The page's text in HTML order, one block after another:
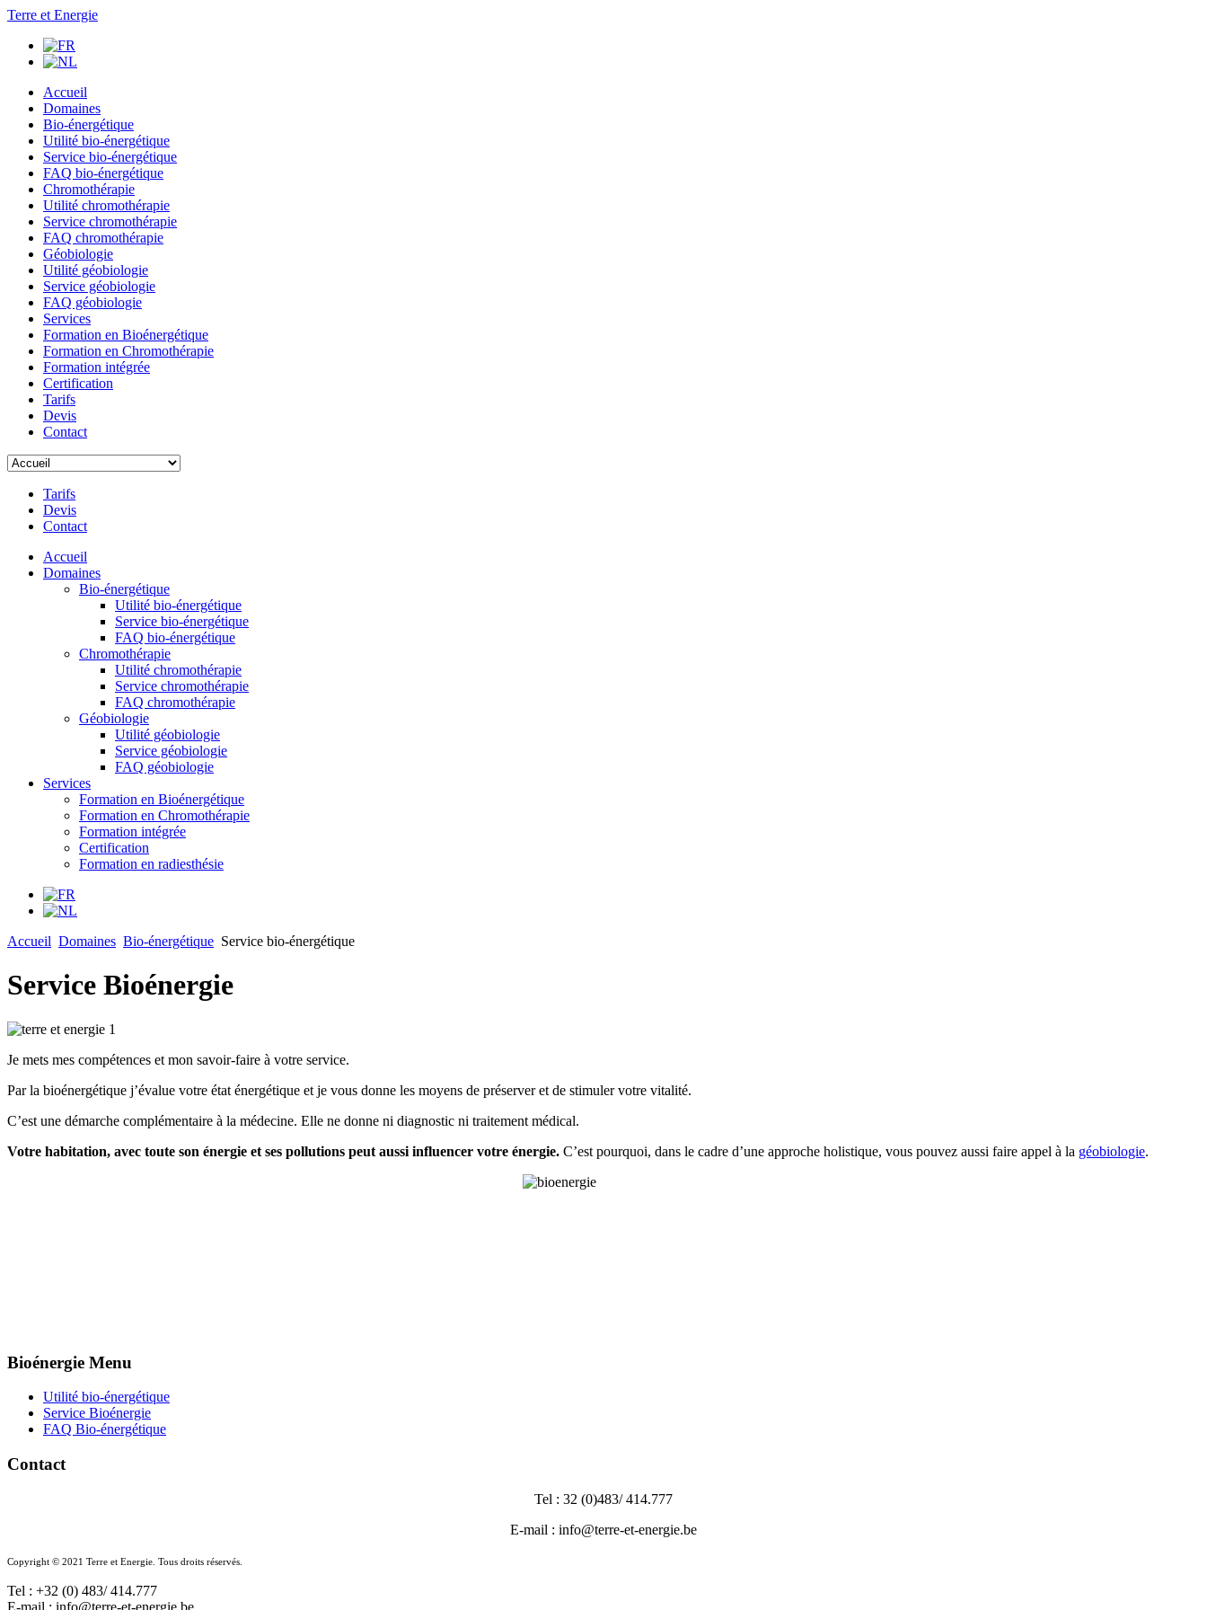
Terre et Energie
Accueil
Domaines
Bio-énergétique
Utilité bio-énergétique
Service bio-énergétique
FAQ bio-énergétique
Chromothérapie
Utilité chromothérapie
Service chromothérapie
FAQ chromothérapie
Géobiologie
Utilité géobiologie
Service géobiologie
FAQ géobiologie
Services
Formation en Bioénergétique
Formation en Chromothérapie
Formation intégrée
Certification
Tarifs
Devis
Contact
Tarifs
Devis
Contact
Accueil
Domaines
Bio-énergétique
Utilité bio-énergétique
Service bio-énergétique
FAQ bio-énergétique
Chromothérapie
Utilité chromothérapie
Service chromothérapie
FAQ chromothérapie
Géobiologie
Utilité géobiologie
Service géobiologie
FAQ géobiologie
Services
Formation en Bioénergétique
Formation en Chromothérapie
Formation intégrée
Certification
Formation en radiesthésie
Accueil Domaines Bio-énergétique Service bio-énergétique
Service Bioénergie
Je mets mes compétences et mon savoir-faire à votre service.
Par la bioénergétique j’évalue votre état énergétique et je vous donne les moyens de préserver et de stimuler votre vitalité.
C’est une démarche complémentaire à la médecine. Elle ne donne ni diagnostic ni traitement médical.
Votre habitation, avec toute son énergie et ses pollutions peut aussi influencer votre énergie. C’est pourquoi, dans le cadre d’une approche holistique, vous pouvez aussi faire appel à la géobiologie.
Bioénergie Menu
Utilité bio-énergétique
Service Bioénergie
FAQ Bio-énergétique
Contact
Tel : 32 (0)483/ 414.777
E-mail : info@terre-et-energie.be
Copyright © 2021 Terre et Energie. Tous droits réservés.
Tel : +32 (0) 483/ 414.777
E-mail : info@terre-et-energie.be